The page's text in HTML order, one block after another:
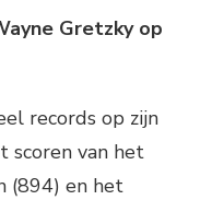
Gretzky op
records op zijn
scoren van het
(894) en het